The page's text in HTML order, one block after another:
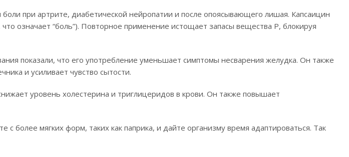
при артрите, диабетической нейропатии и после опоясывающего лишая. Капсаицин
означает “боль”). Повторное применение истощает запасы вещества Р, блокируя
показали, что его употребление уменьшает симптомы несварения желудка. Он также
и усиливает чувство сытости.
уровень холестерина и триглицеридов в крови. Он также повышает
мягких форм, таких как паприка, и дайте организму время адаптироваться. Так